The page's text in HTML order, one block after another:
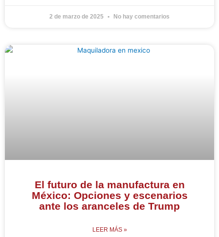
2 de marzo de 2025 No hay comentarios
El futuro de la manufactura en
México: Opciones y escenarios
ante los aranceles de Trump
LEER MÁS »